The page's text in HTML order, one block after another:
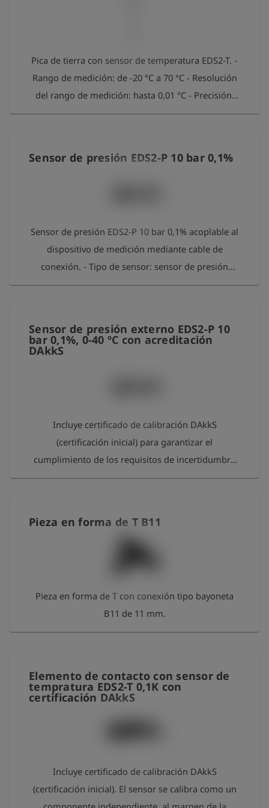
Pica de tierra con sensor de temperatura EDS2-T. -
Rango de medición: de -20 °C a 70 °C - Resolución
del rango de medición: hasta 0,01 °C - Precisión:
0,25 °C - Longitud total: 1,04 m - Material: acero
presión según W 400-2 y G 469 B3. No puede
Sensor de presión EDS2-P 10 bar 0,1%
Sensor de presión EDS2-P 10 bar 0,1% acoplable al
dispositivo de medición mediante cable de
conexión. - Tipo de sensor: sensor de presión
absoluta. - Rango de medición: de 0 a 10 bar por
Temperatura de funcionamiento: de -20 °C a +70 °C
- Presion máxima: 15 bar. - Conexión: rosca
Sensor de presión externo EDS2-P 10
bar 0,1%, 0-40 ºC con acreditación
DAkkS
Incluye certificado de calibración DAkkS
(certificación inicial) para garantizar el
cumplimiento de los requisitos de incertidumbre
de medición según las normas DVGW G 469 y
unidad de lectura. La calibración DAkkS se realiza
de acuerdo con DKD-R 6-1, procedimiento A. Se
puede utilizar con el dispositivo de medición
sensor de presión absoluta. Rango de medición: 0
a 10 bar por encima de la presión atmosférica.
Precisión de medición: < 0,1 % del valor final a 0 -
+70 °C. Presión máxima: 15 bar. Conexión: rosca
externa G 1/4".
Pieza en forma de T B11
Pieza en forma de T con conexión tipo bayoneta
B11 de 11 mm.
Elemento de contacto con sensor de
tempratura EDS2-T 0,1K con
certificación DAkkS
Incluye certificado de calibración DAkkS
(certificación inicial). El sensor se calibra como un